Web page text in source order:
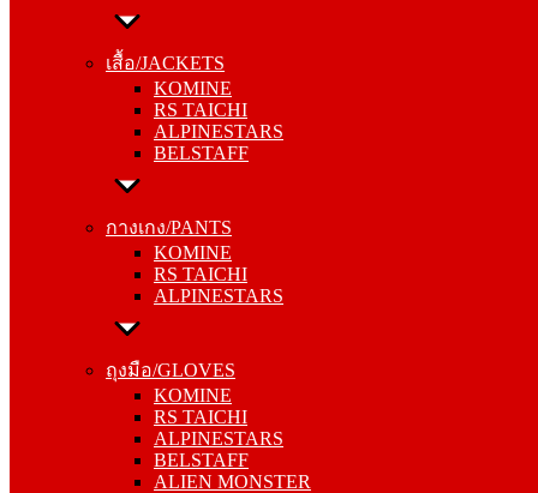
เสื้อ/JACKETS
KOMINE
RS TAICHI
ALPINESTARS
BELSTAFF
กางเกง/PANTS
KOMINE
RS TAICHI
ALPINESTARS
ถุงมือ/GLOVES
KOMINE
RS TAICHI
ALPINESTARS
BELSTAFF
ALIEN MONSTER
เสื้อ/JACKETS
RS TAICHI
ALPINESTARS
BELSTAFF
กางเกง/PANTS
RS TAICHI
ALPINESTARS
ถุงมือ/GLOVES
RS TAICHI
ALPINESTARS
BELSTAFF
ALIEN MONSTER